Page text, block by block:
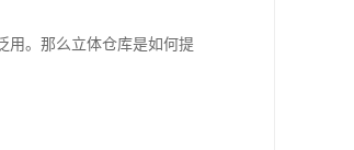
用。那么立体仓库是如何提